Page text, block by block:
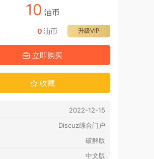
10 油币
升级VIP
0油币
立即购买
收藏
2022-12-15
Discuz综合门户
破解版
中文版